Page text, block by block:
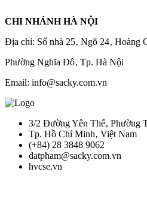
CHI NHÁNH HÀ NỘI
Địa chỉ: Số nhà 25‚ Ngõ 24‚ Hoàng
Phường Nghĩa Đô‚ Tp. Hà Nội
Email: info@sacky.com.vn
3/2 Đường Yên Thế‚ Phường
Tp. Hồ Chí Minh‚ Việt Nam
(+84) 28 3848 9062
datpham@sacky.com.vn
hvcse.vn